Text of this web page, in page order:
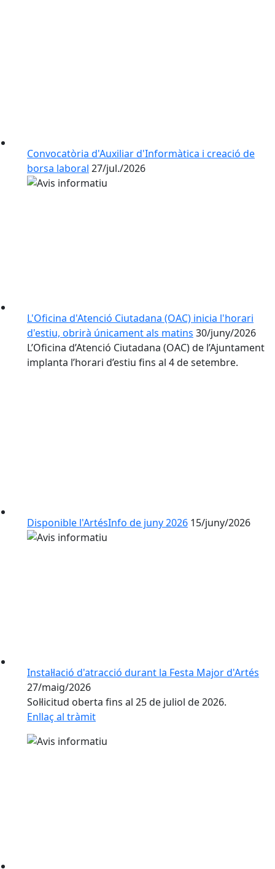
Convocatòria d'Auxiliar d'Informàtica i creació de
borsa laboral 27/jul./2026
L'Oficina d'Atenció Ciutadana (OAC) inicia l'horari
d'estiu, obrirà únicament als matins 30/juny/2026
L’Oficina d’Atenció Ciutadana (OAC) de l’Ajuntament
implanta l’horari d’estiu fins al 4 de setembre.
Disponible l'ArtésInfo de juny 2026 15/juny/2026
Instal·lació d'atracció durant la Festa Major d'Artés
27/maig/2026
Sol·licitud oberta fins al 25 de juliol de 2026.
Enllaç al tràmit